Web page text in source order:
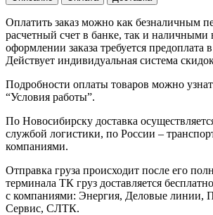
Оплатить заказ можно как безналичным
расчетный счет в банке, так и наличными
оформлении заказа требуется предоплата
Действует индивидуальная система
Подробности оплаты товаров можно
“Условия работы”.
По Новосибирску доставка
службой логистики, по России –
компаниями.
Отправка груза происходит после его
терминала ТК груз доставляется
с компаниями: Энергия, Деловые
Сервис, СЛТК.